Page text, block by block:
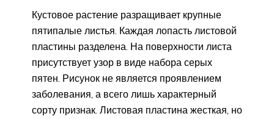
Кустовое растение разращивает крупные
пятипалые листья. Каждая лопасть листовой
пластины разделена. На поверхности листа
присутствует узор в виде набора серых
пятен. Рисунок не является проявлением
заболевания, а всего лишь характерный
сорту признак. Листовая пластина жесткая, но